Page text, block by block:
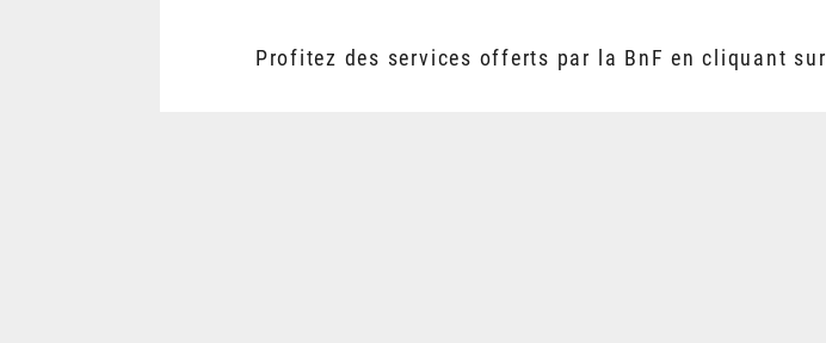
Profitez des services offerts par la BnF en cliquant sur